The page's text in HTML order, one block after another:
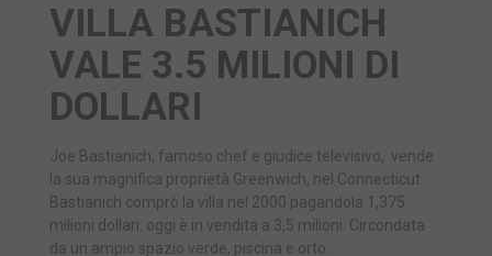
VILLA BASTIANICH
VALE 3.5 MILIONI DI
DOLLARI
Joe Bastianich, famoso chef e giudice televisivo, vende
la sua magnifica proprietà Greenwich, nel Connecticut.
Bastianich comprò la villa nel 2000 pagandola 1,375
milioni dollari: oggi è in vendita a 3,5 milioni. Circondata
da un ampio spazio verde, piscina e orto…